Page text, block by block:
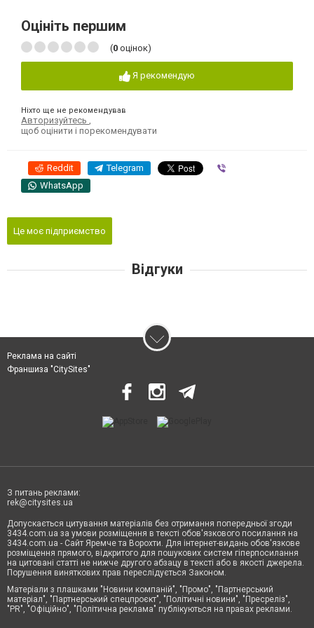
Оцініть першим
(0 оцінок)
Я рекомендую
Ніхто ще не рекомендував
Авторизуйтесь
щоб оцінити і порекомендувати
Reddit Telegram
WhatsApp
Це моє підприємство
Відгуки
Реклама на сайті
Франшиза "CitySites"
З питань реклами:
rek@citysites.ua
Допускається цитування матеріалів без отримання попередньої згоди
3434.com.ua за умови розміщення в тексті обов'язкового посилання на
3434.com.ua - Сайт Яремче та Ворохти. Для інтернет-видань обов'язкове
розміщення прямого, відкритого для пошукових систем гіперпосилання
на цитовані статті не нижче другого абзацу в тексті або в якості джерела.
Порушення виняткових прав переслідується Законом.
Матеріали з плашками "Новини компаній", "Промо", "Партнерський
матеріал", "Партнерський спецпроєкт", "Політичні новини", "Пресреліз",
"PR", "Офіційно", "Політична реклама" публікуються на правах реклами.